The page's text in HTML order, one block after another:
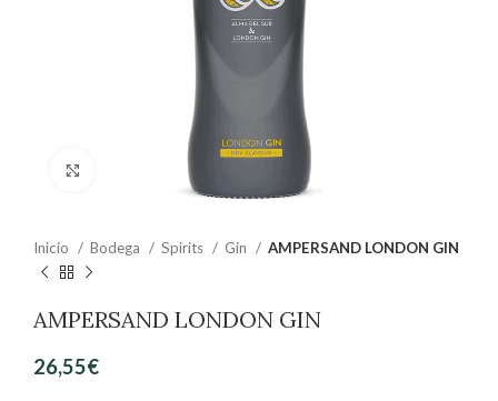
Clic para ampliar
Inicio Bodega Spirits Gin AMPERSAND LONDON GIN
AMPERSAND LONDON GIN
26,55€